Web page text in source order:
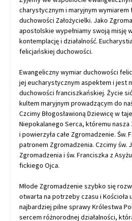
charys­tycznym i ma­ryjnym wymiarem
duchowości Zało­życielki. Jako
apostolskie wypełniamy swoją misję
kontemplację i działalność.
felicjańskiej duchowości.
Ewangeliczny wymiar duchowości
jej eucharystycznym aspektem i jest
duchowości franciszkańskiej. Życie
kultem maryjnym prowadzącym do
Czcimy Błogosławioną Dziewicę w
Niepokalanego Serca, któremu nasza
i powierzyła całe Zgromadzenie. Św.
patronem Zgromadzenia. Czcimy św.
Zgromadzenia i św. Franciszka z
fickiego Ojca.
Młode Zgromadzenie szybko się
otwarta na potrzeby czasu i Kościoła
najbardziej pilne sprawy Królestwa
sercem różnorodnej działalności,